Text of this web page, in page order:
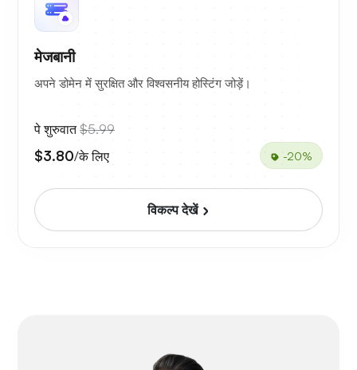
मेजबानी
अपने डोमेन में सुरक्षित और विश्वसनीय होस्टिंग जोड़ें।
पे शुरुवात$5.99
$3.80/के लिए -20%
विकल्प देखें